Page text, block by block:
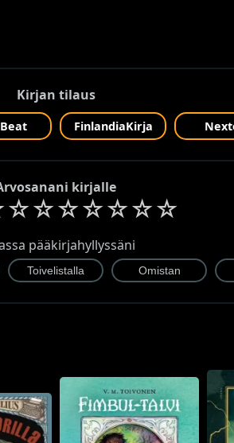
Kirjan tilaus
FinlandiaKirja
kirjalle
☆☆☆☆☆☆☆
pääkirjahyllyssäni